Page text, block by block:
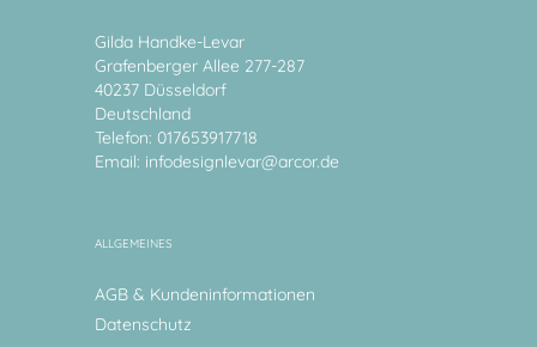
Gilda Handke-Levar
Grafenberger Allee 277-287
40237 Düsseldorf
Deutschland
Telefon: 017653917718
Email: infodesignlevar@arcor.de
ALLGEMEINES
AGB & Kundeninformationen
Datenschutz